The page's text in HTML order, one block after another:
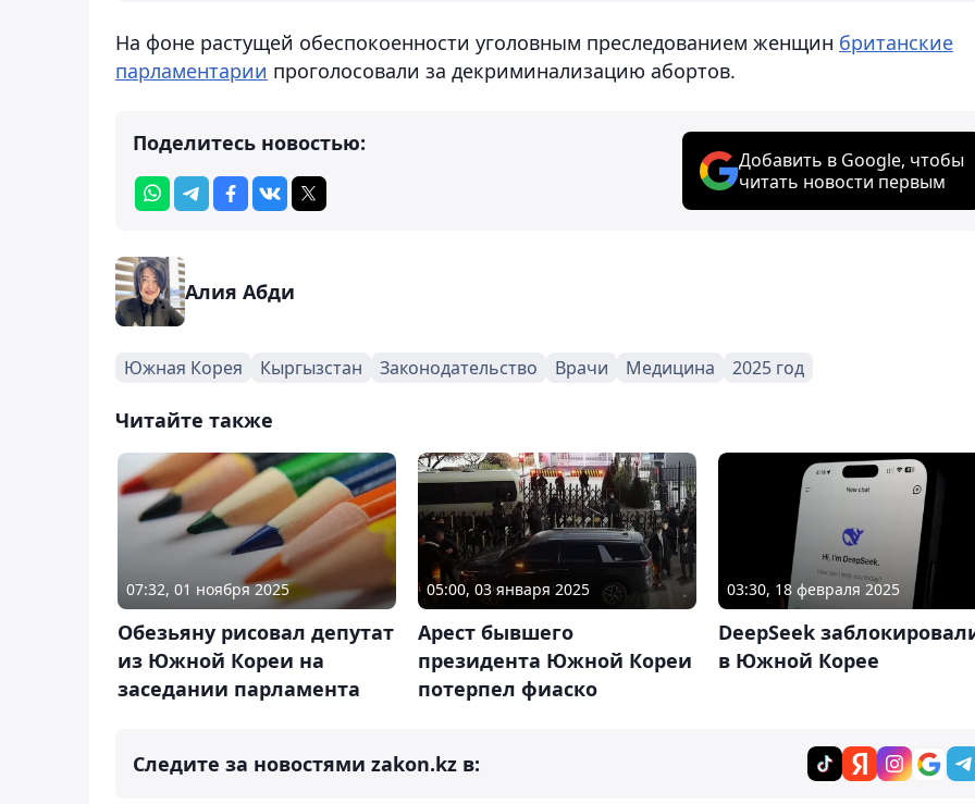
На фоне растущей обеспокоенности уголовным преследованием женщин британские
парламентарии проголосовали за декриминализацию абортов.
Поделитесь новостью:
Добавить в Google, чтобы
читать новости первым
Алия Абди
Южная Корея Кыргызстан Законодательство Врачи Медицина 2025 год
Читайте также
07:32, 01 ноября 2025
Обезьяну рисовал депутат
из Южной Кореи на
заседании парламента
05:00, 03 января 2025
Арест бывшего
президента Южной Кореи
потерпел фиаско
03:30, 18 февраля 2025
DeepSeek
в Южной Корее
Следите за новостями zakon.kz в: